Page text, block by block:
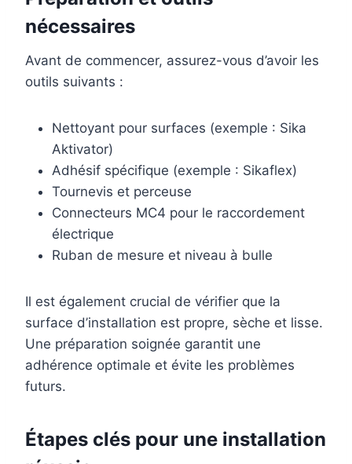
nécessaires
Avant de commencer, assurez-vous d’avoir les
outils suivants :
Nettoyant pour surfaces (exemple : Sika
Aktivator)
Adhésif spécifique (exemple : Sikaflex)
Tournevis et perceuse
Connecteurs MC4 pour le raccordement
électrique
Ruban de mesure et niveau à bulle
Il est également crucial de vérifier que la
surface d’installation est propre, sèche et lisse.
Une préparation soignée garantit une
adhérence optimale et évite les problèmes
futurs.
Étapes clés pour une installation